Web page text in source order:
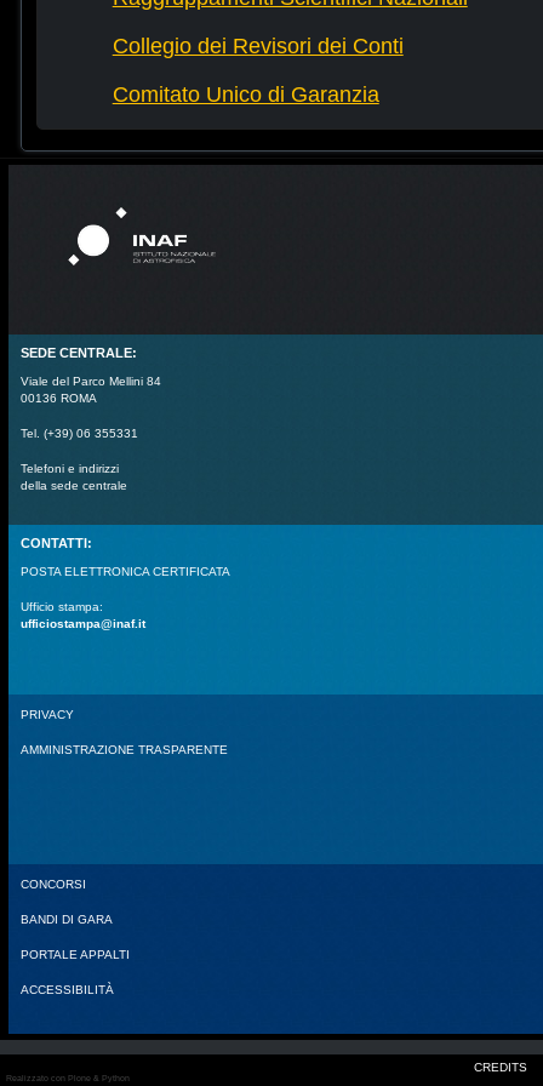
Collegio dei Revisori dei Conti
Comitato Unico di Garanzia
SEDE CENTRALE:
Viale del Parco Mellini 84
00136 ROMA
Tel. (+39) 06 355331
Telefoni e indirizzi
della sede centrale
CONTATTI:
POSTA ELETTRONICA CERTIFICATA
Ufficio stampa:
ufficiostampa@inaf.it
PRIVACY
AMMINISTRAZIONE TRASPARENTE
CONCORSI
BANDI DI GARA
PORTALE APPALTI
ACCESSIBILITÀ
CREDITS
Realizzato con Plone & Python